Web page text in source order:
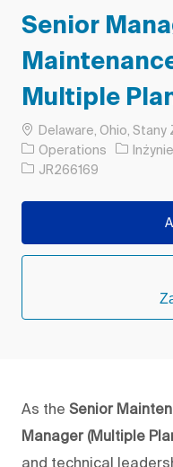
Senior
Multiple
Lokalizacja
Delaware, Ohio,
Operations
Kategoria
Identyfikator zadania
JR266169
As the Senior
Manager (Multiple
and technical